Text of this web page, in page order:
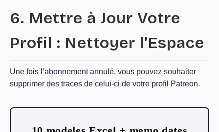
6. Mettre à Jour Votre
Profil : Nettoyer l’Espace
Une fois l’abonnement annulé, vous pouvez souhaiter
supprimer des traces de celui-ci de votre profil Patreon.